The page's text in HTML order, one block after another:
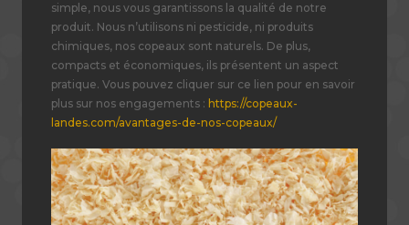
simple, nous vous garantissons la qualité de notre
produit. Nous n’utilisons ni pesticide, ni produits
chimiques, nos copeaux sont naturels. De plus,
compacts et économiques, ils présentent un aspect
pratique. Vous pouvez cliquer sur ce lien pour en savoir
plus sur nos engagements : https://copeaux-
landes.com/avantages-de-nos-copeaux/